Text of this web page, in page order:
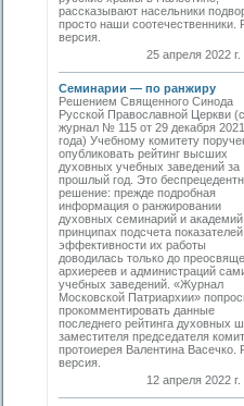
рассказывают насельники
просто наши соотечественники.
версия.
25 апреля 2022 г.
Семинарии — по ранжиру
Решением Священного Синода
Русской Православной Церкви
журнал № 115 от 29 декабря 2021
года) Учебному комитету
опубликовать рейтинг высших
духовных учебных заведений за
прошлый год. Это
решение: прежде подробная
информация о ранжировании
духовных семинарий и
принципах подсчета показателей
эффективности их работы
доводилась только до
архиереев и адми­нистраций
учебных заведений. «Журнал
Московской Патриархии»
прокомментировать данные
последнего рейтинга духовных
заместителя председателя
протоиерея Валентина Васечко.
версия.
12 апреля 2022